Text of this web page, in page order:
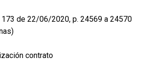
173 de 22/06/2020, p. 24569 a 24570
contrato